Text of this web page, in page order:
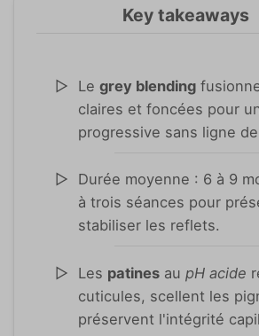
Key takeaways
Legrey blending
claires et foncées pour
progressive sans ligne
Durée moyenne : 6 à 9
à trois séances pour
stabiliser les reflets.
Les patines aupH acide
cuticules, scellent les
préservent l'intégrité